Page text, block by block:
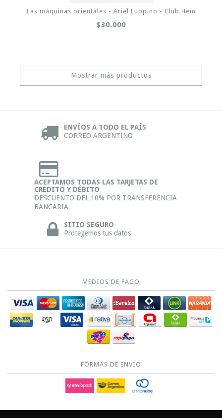
Las máquinas orientales - Ariel Luppino - Club Hem
$30.000
Mostrar más productos
ENVÍOS A TODO EL PAÍS
CORREO ARGENTINO
ACEPTAMOS TODAS LAS TARJETAS DE
CRÉDITO Y DÉBITO
DESCUENTO DEL 10% POR TRANSFERENCIA
BANCARIA
SITIO SEGURO
Protegemos tus datos
MEDIOS DE PAGO
FORMAS DE ENVÍO